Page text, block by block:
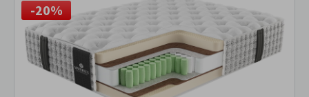
-20%